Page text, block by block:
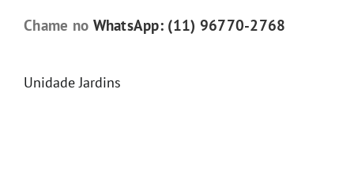
Chame no WhatsApp: (11) 96770-2768
Unidade Jardins